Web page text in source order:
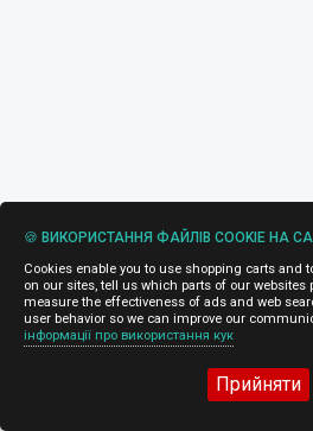
🍪 ВИКОРИСТАННЯ ФАЙЛІВ COOKIE НА
Cookies enable you to use shopping carts and
on our sites, tell us which parts of our websites
measure the effectiveness of ads and web
user behavior so we can improve our
інформації про використання кук
Прийняти